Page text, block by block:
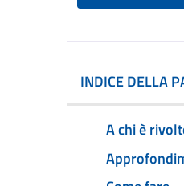
INDICE DELLA
A chi è